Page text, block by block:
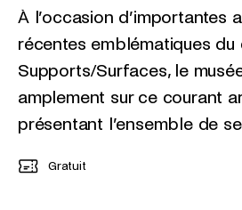
À l’occasion d’importantes
récentes emblématiques
Supports/Surfaces, le
amplement sur ce courant
présentant l’ensemble de
Gratuit